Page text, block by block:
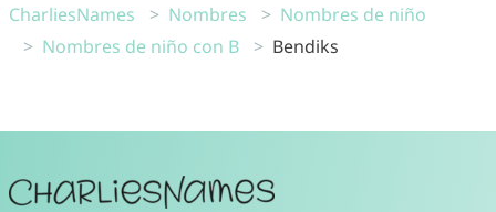
CharliesNames Nombres
Nombres de niño
Nombres de niño con B
Bendiks